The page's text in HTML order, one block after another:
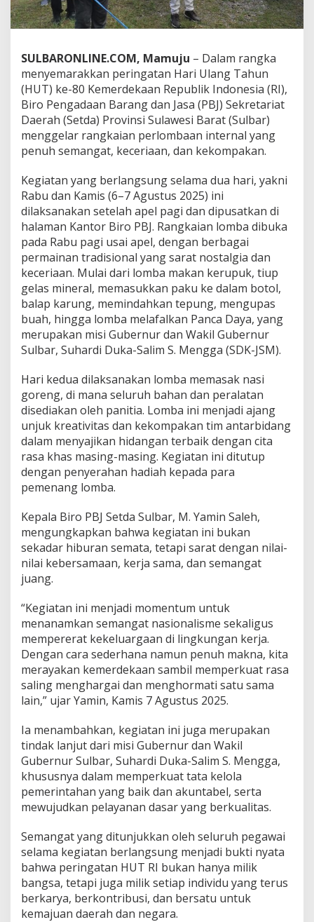
r
o
J
S
e
t
d
a
S
u
a
r
G
e
a
r
L
o
m
b
a
I
n
e
r
n
a
l
P
n
u
h
e
b
e
r
s
a
a
n
SULBARONLINE.COM, Mamuju – Dalam rangka
menyemarakkan peringatan Hari Ulang Tahun
(HUT) ke-80 Kemerdekaan Republik Indonesia (RI),
Biro Pengadaan Barang dan Jasa (PBJ) Sekretariat
Daerah (Setda) Provinsi Sulawesi Barat (Sulbar)
menggelar rangkaian perlombaan internal yang
penuh semangat, keceriaan, dan kekompakan.
Kegiatan yang berlangsung selama dua hari, yakni
Rabu dan Kamis (6–7 Agustus 2025) ini
dilaksanakan setelah apel pagi dan dipusatkan di
halaman Kantor Biro PBJ. Rangkaian lomba dibuka
pada Rabu pagi usai apel, dengan berbagai
permainan tradisional yang sarat nostalgia dan
keceriaan. Mulai dari lomba makan kerupuk, tiup
gelas mineral, memasukkan paku ke dalam botol,
balap karung, memindahkan tepung, mengupas
buah, hingga lomba melafalkan Panca Daya, yang
merupakan misi Gubernur dan Wakil Gubernur
Sulbar, Suhardi Duka-Salim S. Mengga (SDK-JSM).
Hari kedua dilaksanakan lomba memasak nasi
goreng, di mana seluruh bahan dan peralatan
disediakan oleh panitia. Lomba ini menjadi ajang
unjuk kreativitas dan kekompakan tim antarbidang
dalam menyajikan hidangan terbaik dengan cita
rasa khas masing-masing. Kegiatan ini ditutup
dengan penyerahan hadiah kepada para
pemenang lomba.
Kepala Biro PBJ Setda Sulbar, M. Yamin Saleh,
mengungkapkan bahwa kegiatan ini bukan
sekadar hiburan semata, tetapi sarat dengan nilai-
nilai kebersamaan, kerja sama, dan semangat
juang.
“Kegiatan ini menjadi momentum untuk
menanamkan semangat nasionalisme sekaligus
mempererat kekeluargaan di lingkungan kerja.
Dengan cara sederhana namun penuh makna, kita
merayakan kemerdekaan sambil memperkuat rasa
saling menghargai dan menghormati satu sama
lain,” ujar Yamin, Kamis 7 Agustus 2025.
Ia menambahkan, kegiatan ini juga merupakan
tindak lanjut dari misi Gubernur dan Wakil
Gubernur Sulbar, Suhardi Duka-Salim S. Mengga,
khususnya dalam memperkuat tata kelola
pemerintahan yang baik dan akuntabel, serta
mewujudkan pelayanan dasar yang berkualitas.
Semangat yang ditunjukkan oleh seluruh pegawai
selama kegiatan berlangsung menjadi bukti nyata
bahwa peringatan HUT RI bukan hanya milik
bangsa, tetapi juga milik setiap individu yang terus
berkarya, berkontribusi, dan bersatu untuk
kemajuan daerah dan negara.